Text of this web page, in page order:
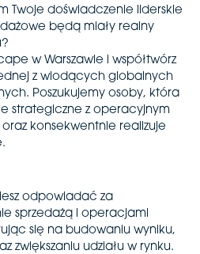
Twoje doświadczenie liderskie
będą miały realny
w Warszawie i współtwórz
z wiodących globalnych
Poszukujemy osoby, która
strategiczne z operacyjnym
konsekwentnie realizuje
odpowiadać za
sprzedażą i operacjami
się na budowaniu wyniku,
zwiększaniu udziału w rynku.